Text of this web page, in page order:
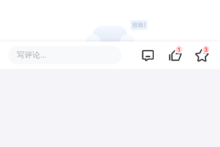
写评论... 1 3